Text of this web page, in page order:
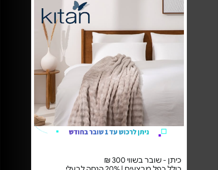
כיתן - שובר בשווי 300 ₪